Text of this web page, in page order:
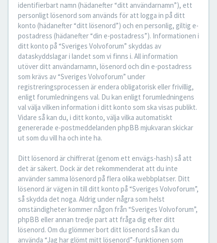
identifierbart namn (hädanefter “ditt användarnamn”), ett
personligt lösenord som används för att logga in på ditt
konto (hädanefter “ditt lösenord”) och en personlig, giltig e-
postadress (hädanefter “din e-postadress”). Informationen i
ditt konto på “Sveriges Volvoforum” skyddas av
dataskyddslagar i landet som vi finns i. All information
utöver ditt användarnamn, lösenord och din e-postadress
som krävs av “Sveriges Volvoforum” under
registreringsprocessen är endera obligatorisk eller frivillig,
enligt forumledningens val. Du kan enligt forumledningens
val välja vilken information i ditt konto som ska visas publikt.
Vidare så kan du, i ditt konto, välja vilka automatiskt
genererade e-postmeddelanden phpBB mjukvaran skickar
ut som du vill ha och inte ha.
Ditt lösenord är chiffrerat (genom ett envägs-hash) så att
det är säkert. Dock är det rekommenderat att du inte
använder samma lösenord på flera olika webbplatser. Ditt
lösenord är vägen in till ditt konto på “Sveriges Volvoforum”,
så skydda det noga. Aldrig under några som helst
omständigheter kommer någon från “Sveriges Volvoforum”,
phpBB eller annan tredje part att fråga dig efter ditt
lösenord. Om du glömmer bort ditt lösenord så kan du
använda “Jag har glömt mitt lösenord”-funktionen som